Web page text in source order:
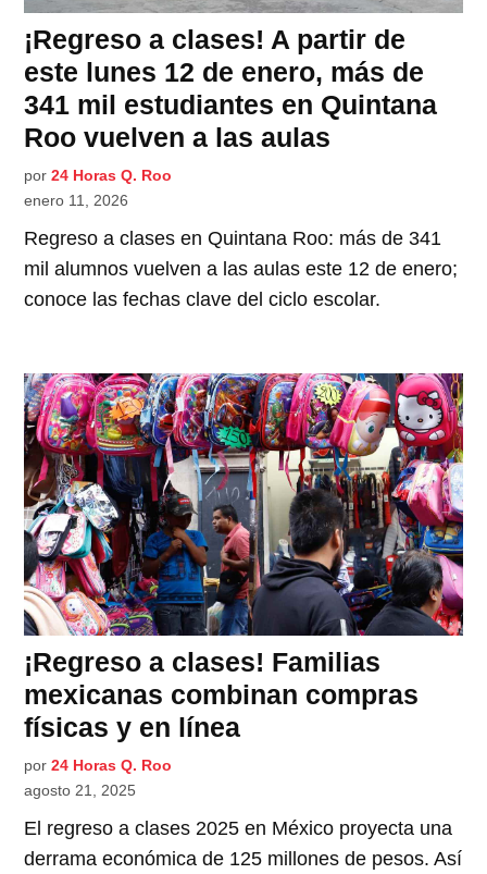
¡Regreso a clases! A partir de
este lunes 12 de enero, más de
341 mil estudiantes en Quintana
Roo vuelven a las aulas
por 24 Horas Q. Roo
enero 11, 2026
Regreso a clases en Quintana Roo: más de 341
mil alumnos vuelven a las aulas este 12 de enero;
conoce las fechas clave del ciclo escolar.
¡Regreso a clases! Familias
mexicanas combinan compras
físicas y en línea
por 24 Horas Q. Roo
agosto 21, 2025
El regreso a clases 2025 en México proyecta una
derrama económica de 125 millones de pesos. Así